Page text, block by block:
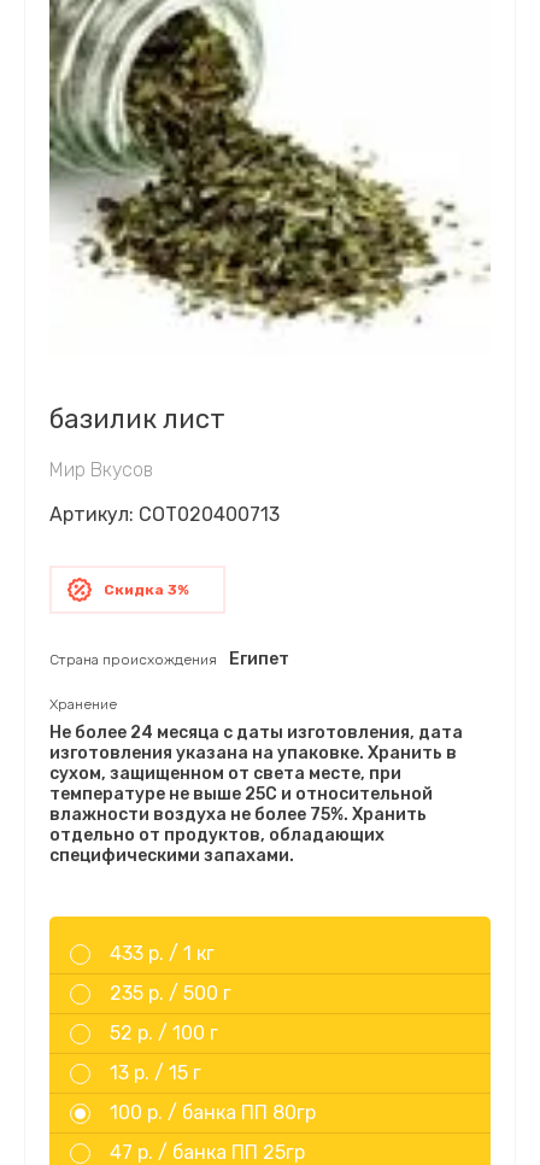
базилик лист
Мир Вкусов
Артикул: COT020400713
Скидка 3%
Страна происхождения Египет
Хранение
Не более 24 месяца с даты изготовления, дата
изготовления указана на упаковке. Хранить в
сухом, защищенном от света месте, при
температуре не выше 25С и относительной
влажности воздуха не более 75%. Хранить
отдельно от продуктов, обладающих
специфическими запахами.
433 р. / 1 кг
235 р. / 500 г
52 р. / 100 г
13 р. / 15 г
100 р. / банка ПП 80гр
47 р. / банка ПП 25гр